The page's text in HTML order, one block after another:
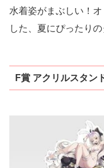
水着姿がまぶしい！
した、夏にぴったりの
F賞 アクリルスタン